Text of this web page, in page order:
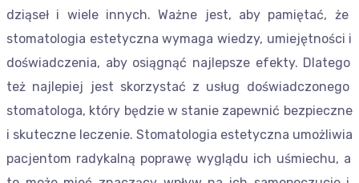
d ziąseł i wieleinnych. Ważne jest, aby pamiętać, że
stomatologia estetyczna wymaga wied zy, umiejętności i
doświad czenia, abyosiągnąć naj lepsze efekty. D latego
też naj lepiej jest skorzystać z usług doświad czonego
stomatologa, który będ ziewstanie zapewnić bezpieczne
i skuteczne leczenie. Stomatologia estetyczna umoż liwia
pacjentom radykal ną poprawę wygl ądu ich uśmiechu, a